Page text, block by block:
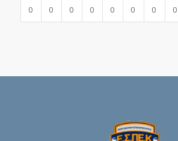
0 0 0 0 0 0 0 0